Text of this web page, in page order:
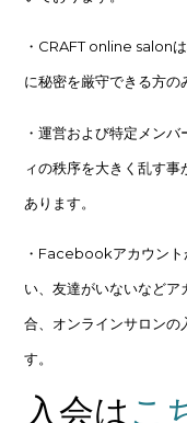
・CRAFT online salon
に秘密を厳守できる方の
・運営および特定メン
ィの秩序を大きく乱す
あります。
・Facebookアカウント
い、友達がいないなど
合、オンラインサロンの
す。
入会はこ